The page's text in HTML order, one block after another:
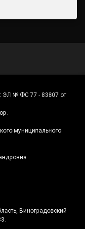
ЭЛ № ФС 77 - 83807 от
муниципального
Виноградовский